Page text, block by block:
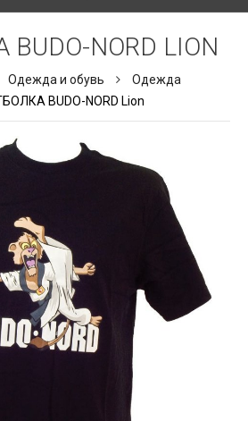
NORD LION
Одежда и обувь
Одежда
BUDO-NORD Lion